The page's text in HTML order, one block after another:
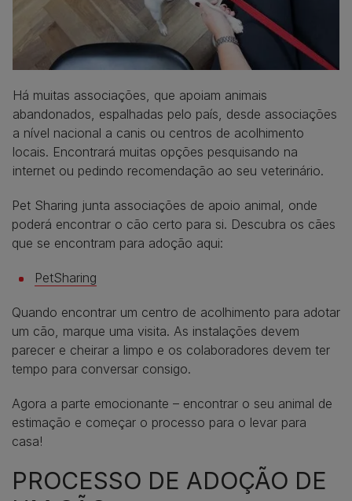
Há muitas associações, que apoiam animais
abandonados, espalhadas pelo país, desde associações
a nível nacional a canis ou centros de acolhimento
locais. Encontrará muitas opções pesquisando na
internet ou pedindo recomendação ao seu veterinário.
Pet Sharing junta associações de apoio animal, onde
poderá encontrar o cão certo para si. Descubra os cães
que se encontram para adoção aqui:
PetSharing
Quando encontrar um centro de acolhimento para adotar
um cão, marque uma visita. As instalações devem
parecer e cheirar a limpo e os colaboradores devem ter
tempo para conversar consigo.
Agora a parte emocionante – encontrar o seu animal de
estimação e começar o processo para o levar para
casa!
PROCESSO DE ADOÇÃO DE